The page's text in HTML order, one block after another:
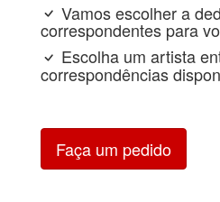
Vamos escolher a
correspondentes para
Escolha um artista
correspondências
Faça um pedido